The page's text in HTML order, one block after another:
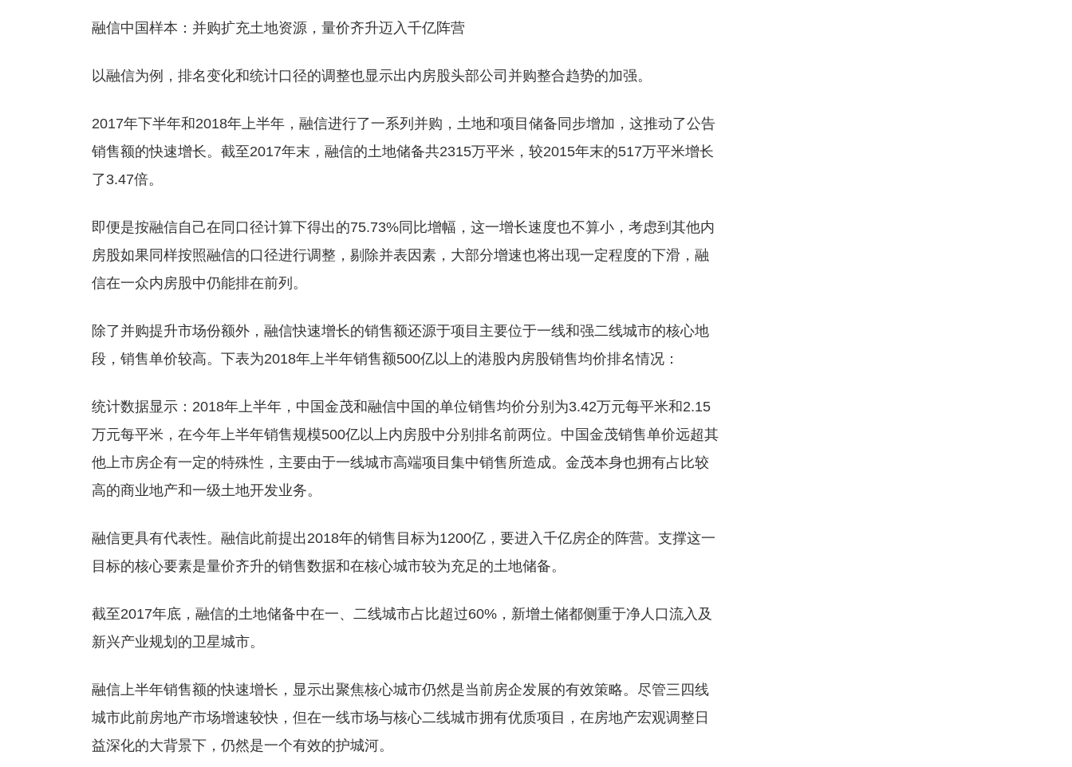
融信中国样本：并购扩充土地资源，量价齐升迈入千亿阵营
以融信为例，排名变化和统计口径的调整也显示出内房股头部公司并购整合趋势的加强。
2017年下半年和2018年上半年，融信进行了一系列并购，土地和项目储备同步增加，这推动了公告
销售额的快速增长。截至2017年末，融信的土地储备共2315万平米，较2015年末的517万平米增长
了3.47倍。
即便是按融信自己在同口径计算下得出的75.73%同比增幅，这一增长速度也不算小，考虑到其他内
房股如果同样按照融信的口径进行调整，剔除并表因素，大部分增速也将出现一定程度的下滑，融
信在一众内房股中仍能排在前列。
除了并购提升市场份额外，融信快速增长的销售额还源于项目主要位于一线和强二线城市的核心地
段，销售单价较高。下表为2018年上半年销售额500亿以上的港股内房股销售均价排名情况：
统计数据显示：2018年上半年，中国金茂和融信中国的单位销售均价分别为3.42万元每平米和2.15
万元每平米，在今年上半年销售规模500亿以上内房股中分别排名前两位。中国金茂销售单价远超其
他上市房企有一定的特殊性，主要由于一线城市高端项目集中销售所造成。金茂本身也拥有占比较
高的商业地产和一级土地开发业务。
融信更具有代表性。融信此前提出2018年的销售目标为1200亿，要进入千亿房企的阵营。支撑这一
目标的核心要素是量价齐升的销售数据和在核心城市较为充足的土地储备。
截至2017年底，融信的土地储备中在一、二线城市占比超过60%，新增土储都侧重于净人口流入及
新兴产业规划的卫星城市。
融信上半年销售额的快速增长，显示出聚焦核心城市仍然是当前房企发展的有效策略。尽管三四线
城市此前房地产市场增速较快，但在一线市场与核心二线城市拥有优质项目，在房地产宏观调整日
益深化的大背景下，仍然是一个有效的护城河。